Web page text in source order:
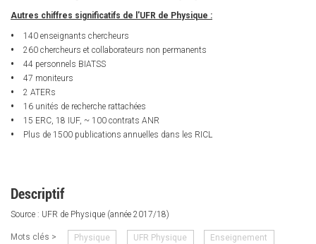
Autres chiffres significatifs de l'UFR de Physique :
140 enseignants chercheurs
260 chercheurs et collaborateurs non permanents
44 personnels BIATSS
47 moniteurs
2 ATERs
16 unités de recherche rattachées
15 ERC, 18 IUF, ~ 100 contrats ANR
Plus de 1500 publications annuelles dans les RICL
Descriptif
Source : UFR de Physique (année 2017/18)
Mots clés > Physique UFR Physique Enseignement